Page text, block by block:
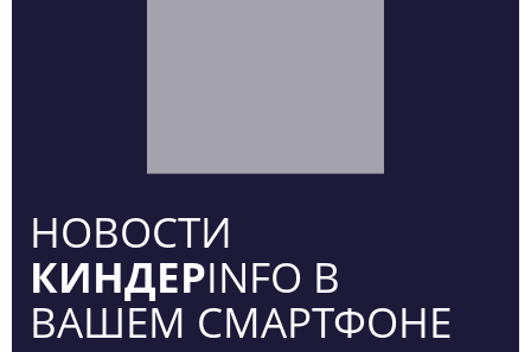
НОВОСТИ
КИНДЕРINFO В
ВАШЕМ СМАРТФОНЕ